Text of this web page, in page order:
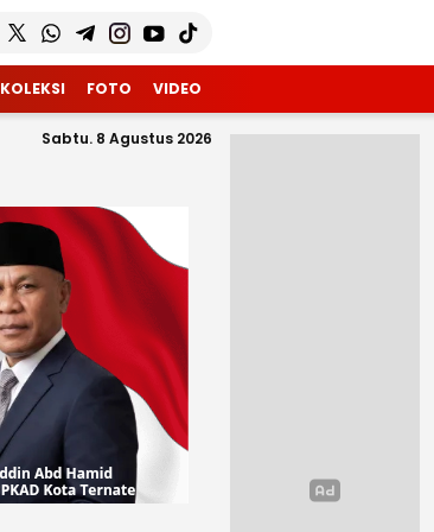
KOLEKSI FOTO VIDEO
Sabtu. 8 Agustus 2026